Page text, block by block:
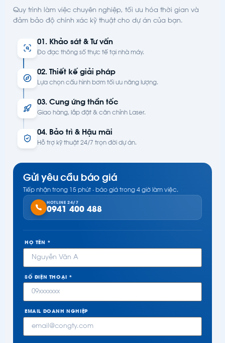
Quy trình làm việc chuyên nghiệp, tối ưu hóa thời gian và
đảm bảo độ chính xác kỹ thuật cho dự án của bạn.
01. Khảo sát & Tư vấn
Đo đạc thông số thực tế tại nhà máy.
02. Thiết kế giải pháp
Lựa chọn cấu hình bơm tối ưu năng lượng.
03. Cung ứng thần tốc
Giao hàng, lắp đặt & cân chỉnh Laser.
04. Bảo trì & Hậu mãi
Hỗ trợ kỹ thuật 24/7 trọn đời dự án.
Gửi yêu cầu báo giá
Tiếp nhận trong 15 phút · báo giá trong 4 giờ làm việc.
HOTLINE 24/7
0941 400 488
HỌ TÊN *
SỐ ĐIỆN THOẠI *
EMAIL DOANH NGHIỆP